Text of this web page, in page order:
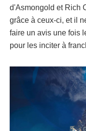
d'Asmongold et Rich
grâce à ceux-ci, et il
faire un avis une fois
pour les inciter à